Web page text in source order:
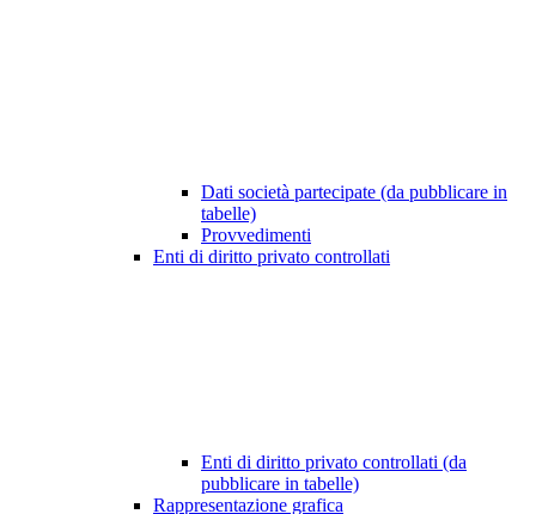
Dati società partecipate (da pubblicare in
tabelle)
Provvedimenti
Enti di diritto privato controllati
Enti di diritto privato controllati (da
pubblicare in tabelle)
Rappresentazione grafica